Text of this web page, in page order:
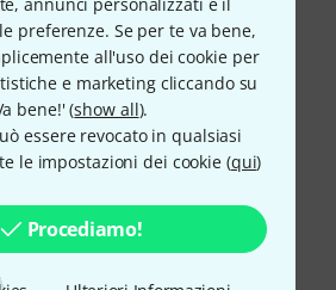
preferenze. Se per te va bene,
all'uso dei cookie per
e marketing cliccando su
bene!' (show all).
essere revocato in qualsiasi
le impostazioni dei cookie (qui)
Procediamo!
ED 28.07.2026
a mio avviso adatte per serate
sono molto presenti, poi c'è
e preciso nelle consegne .....